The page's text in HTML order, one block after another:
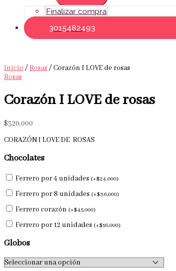
Finalizar compra
3015482493
Inicio /Rosas / Corazón I LOVE de rosas
Rosas
Corazón I LOVE de rosas
$320,000
CORAZÓN I LOVE DE ROSAS
Chocolates
Ferrero por 4 unidades (+$24,000)
Ferrero por 8 unidades (+$36,000)
Ferrero corazón (+$45,000)
Ferrero por 12 unidades (+$56,000)
Globos